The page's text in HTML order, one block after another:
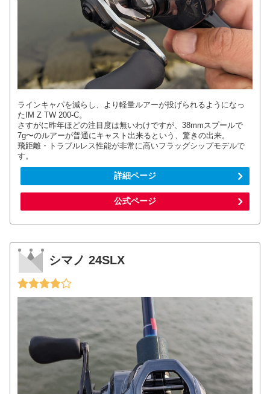
ラインキャパを減らし、より軽量ルアーが投げられるようになっ
たIM Z TW 200-C。
さすがに昨年ほどの注目度は無いわけですが、38mmスプールで
7g〜のルアーが普通にキャスト出来るという、驚きの出来。
飛距離・トラブルレス性能が非常に高いフラッグシップモデルで
す。
詳細ページ
公式ページ
シマノ 24SLX